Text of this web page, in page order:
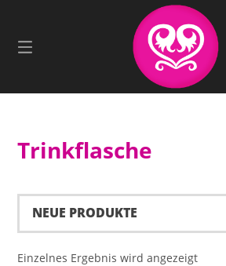
Inhalt
Trinkflasche
Einzelnes Ergebnis wird angezeigt